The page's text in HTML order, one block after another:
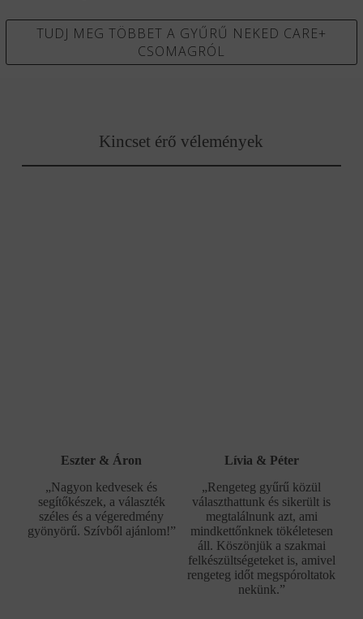
TUDJ MEG TÖBBET A GYŰRŰ NEKED CARE+
CSOMAGRÓL
Kincset érő vélemények
Eszter & Áron
„Nagyon kedvesek és
segítőkészek, a választék
széles és a végeredmény
gyönyörű. Szívből ajánlom!”
Lívia & Péter
„Rengeteg gyűrű közül
választhattunk és sikerült is
megtalálnunk azt, ami
mindkettőnknek tökéletesen
áll. Köszönjük a szakmai
felkészültségeteket is, amivel
rengeteg időt megspóroltatok
nekünk.”